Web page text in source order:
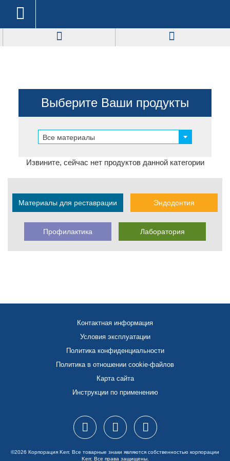
Выберите Ваши продукты
Все материалы
Извините, сейчас нет продуктов данной категории
Материалы для реставрации Эндодонтия
Профилактика Лаборатория
Контактная информация
Условия эксплуатации
Политика конфиденциальности
Политика в отношении cookie-файлов
Карта сайта
Инструкции по применению
©2026 Корпорация Kerr. Все товарные знаки являются собственностью корпорации
Kerr. Все права защищены.